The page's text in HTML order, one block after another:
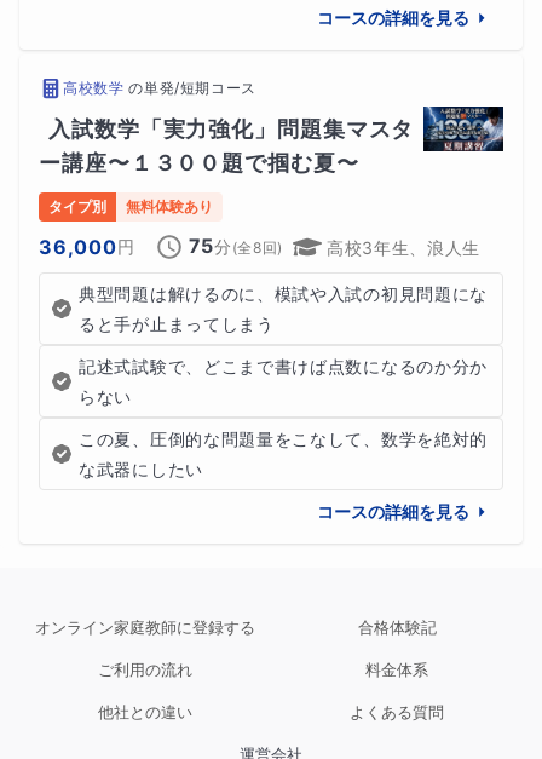
コースの詳細を見る
高校数学 の単発/短期コース
入試数学「実力強化」問題集マスタ
ー講座〜１３００題で掴む夏〜
タイプ別 無料体験あり
36,000円 75分 (全8回) 高校3年生、浪人生
典型問題は解けるのに、模試や入試の初見問題にな
ると手が止まってしまう
記述式試験で、どこまで書けば点数になるのか分か
らない
この夏、圧倒的な問題量をこなして、数学を絶対的
な武器にしたい
コースの詳細を見る
オンライン家庭教師に登録する 合格体験記
ご利用の流れ 料金体系
他社との違い よくある質問
運営会社